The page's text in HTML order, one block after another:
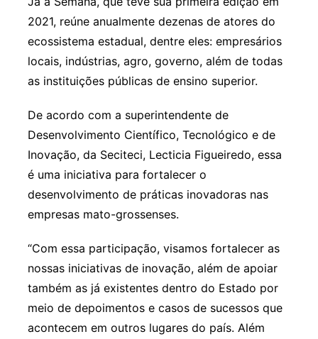
2021, reúne anualmente dezenas de atores do
ecossistema estadual, dentre eles: empresários
locais, indústrias, agro, governo, além de todas
as instituições públicas de ensino superior.
De acordo com a superintendente de
Desenvolvimento Científico, Tecnológico e de
Inovação, da Seciteci, Lecticia Figueiredo, essa
é uma iniciativa para fortalecer o
desenvolvimento de práticas inovadoras nas
empresas mato-grossenses.
“Com essa participação, visamos fortalecer as
nossas iniciativas de inovação, além de apoiar
também as já existentes dentro do Estado por
meio de depoimentos e casos de sucessos que
acontecem em outros lugares do país. Além